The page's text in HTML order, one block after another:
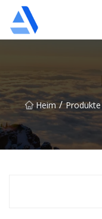
Heim / Produkte